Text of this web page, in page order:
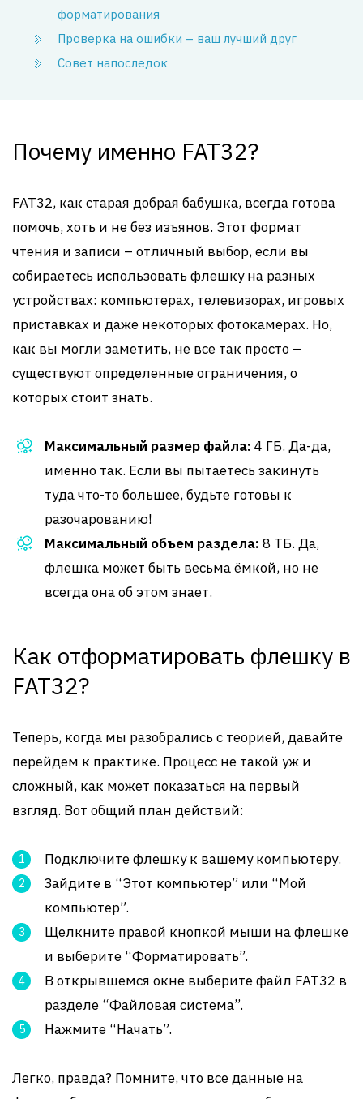
форматирования
Проверка на ошибки – ваш лучший друг
Совет напоследок
Почему именно FAT32?
FAT32, как старая добрая бабушка, всегда готова
помочь, хоть и не без изъянов. Этот формат
чтения и записи – отличный выбор, если вы
собираетесь использовать флешку на разных
устройствах: компьютерах, телевизорах, игровых
приставках и даже некоторых фотокамерах. Но,
как вы могли заметить, не все так просто –
существуют определенные ограничения, о
которых стоит знать.
Максимальный размер файла: 4 ГБ. Да-да,
именно так. Если вы пытаетесь закинуть
туда что-то большее, будьте готовы к
разочарованию!
Максимальный объем раздела: 8 ТБ. Да,
флешка может быть весьма ёмкой, но не
всегда она об этом знает.
Как отформатировать флешку в
FAT32?
Теперь, когда мы разобрались с теорией, давайте
перейдем к практике. Процесс не такой уж и
сложный, как может показаться на первый
взгляд. Вот общий план действий:
Подключите флешку к вашему компьютеру.
Зайдите в “Этот компьютер” или “Мой
компьютер”.
Щелкните правой кнопкой мыши на флешке
и выберите “Форматировать”.
В открывшемся окне выберите файл FAT32 в
разделе “Файловая система”.
Нажмите “Начать”.
Легко, правда? Помните, что все данные на